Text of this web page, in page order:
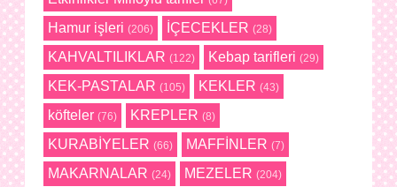
Hamur işleri (206) İÇECEKLER (28)
KAHVALTILIKLAR (122) Kebap tarifleri (29)
KEK-PASTALAR (105) KEKLER (43)
köfteler (76) KREPLER (8)
KURABİYELER (66) MAFFİNLER (7)
MAKARNALAR (24) MEZELER (204)